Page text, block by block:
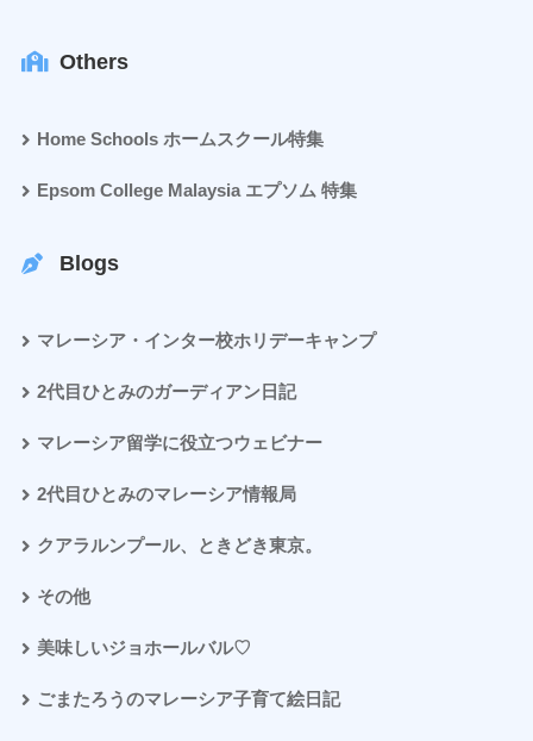
Others
Home Schools ホームスクール特集
Epsom College Malaysia エプソム 特集
Blogs
マレーシア・インター校ホリデーキャンプ
2代目ひとみのガーディアン日記
マレーシア留学に役立つウェビナー
2代目ひとみのマレーシア情報局
クアラルンプール、ときどき東京。
その他
美味しいジョホールバル♡
ごまたろうのマレーシア子育て絵日記